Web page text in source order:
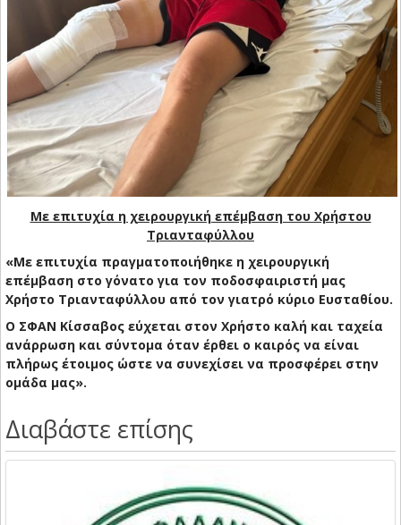
Με επιτυχία η χειρουργική επέμβαση του Χρήστου
Τριανταφύλλου
«Με επιτυχία πραγματοποιήθηκε η χειρουργική
επέμβαση στο γόνατο για τον ποδοσφαιριστή μας
Χρήστο Τριανταφύλλου από τον γιατρό κύριο Ευσταθίου.
Ο ΣΦΑΝ Κίσσαβος εύχεται στον Χρήστο καλή και ταχεία
ανάρρωση και σύντομα όταν έρθει ο καιρός να είναι
πλήρως έτοιμος ώστε να συνεχίσει να προσφέρει στην
ομάδα μας».
Διαβάστε επίσης